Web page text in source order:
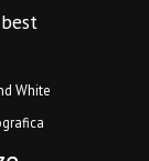
best
White